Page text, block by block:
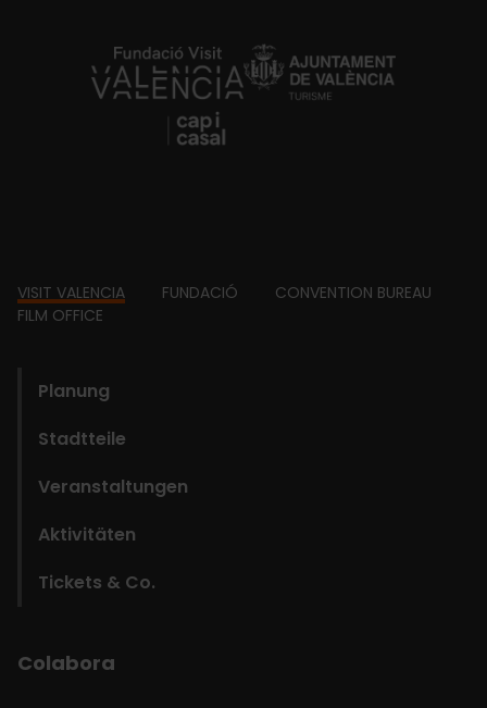
https://fundacion.visitvalencia.com/
Footer
VISIT VALENCIA FUNDACIÓ
CONVENTION BUREAU
FILM OFFICE
Planung
Stadtteile
Veranstaltungen
Aktivitäten
Tickets & Co.
Colabora